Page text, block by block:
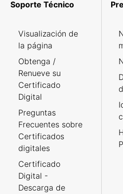
Soporte Técnico
Visualización de
la página
Obtenga /
Renueve su
Certificado
Digital
Preguntas
Frecuentes sobre
Certificados
digitales
Certificado
Digital -
Descarga de